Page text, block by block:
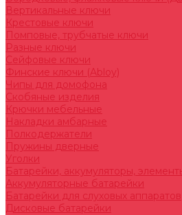
Вертикальные ключи
Крестовые ключи
Помповые, трубчатые ключи
Разные ключи
Сейфовые ключи
Финские ключи (Abloy)
Чипы для домофона
Скобяные изделия
Крючки мебельные
Накладки амбарные
Полкодержатели
Пружины дверные
Уголки
Батарейки, аккумуляторы,
Аккумуляторные батарейки
Батарейки для слуховых аппаратов
Дисковые батарейки